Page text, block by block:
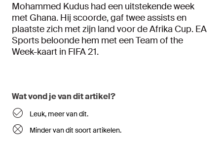
Mohammed Kudus had een uitstekende week
met Ghana. Hij scoorde, gaf twee assists en
plaatste zich met zijn land voor de Afrika Cup. EA
Sports beloonde hem met een Team of the
Week-kaart in FIFA 21.
Wat vond je van dit artikel?
Leuk, meer van dit.
Minder van dit soort artikelen.